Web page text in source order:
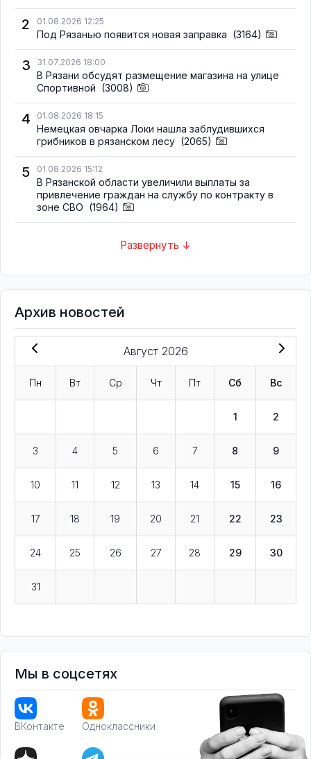
2 01.08.2026 12:25
Под Рязанью появится новая заправка (3164)
3 31.07.2026 18:00
В Рязани обсудят размещение магазина на улице
Спортивной (3008)
4 01.08.2026 18:15
Немецкая овчарка Локи нашла заблудившихся
грибников в рязанском лесу (2065)
5 01.08.2026 15:12
В Рязанской области увеличили выплаты за
привлечение граждан на службу по контракту в
зоне СВО (1964)
Развернуть ↓
Архив новостей
Август 2026
Пн Вт Ср Чт Пт Сб Вс
1 2
3 4 5 6 7 8 9
10 11 12 13 14 15 16
17 18 19 20 21 22 23
24 25 26 27 28 29 30
31
Мы в соцсетях
ВКонтакте Одноклассники